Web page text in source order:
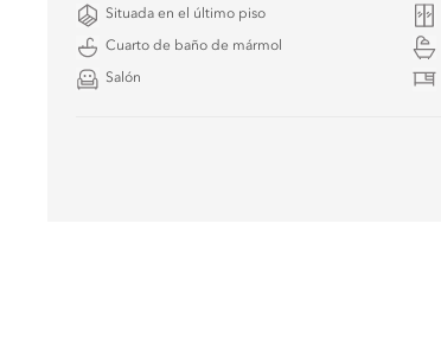
Situada en el último piso
Cuarto de baño de mármol
Salón